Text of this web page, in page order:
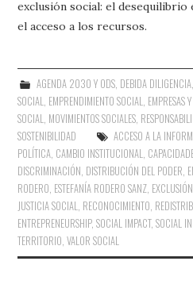
exclusión social: el
el acceso a los recursos.
AGENDA 2030 Y ODS, DEBIDA DILIGENCIA,
SOCIAL, EMPRENDIMIENTO SOCIAL, EMPRESAS
SOCIAL, MOVIMIENTOS SOCIALES,
SOSTENIBILIDAD
ACCESO A LA
POLÍTICA, CAMBIO INSTITUCIONAL,
DISCRIMINACIÓN, DISTRIBUCIÓN DEL PODER,
RODERO, ESTEFANÍA RODERO SANZ,
JUSTICIA SOCIAL, RECONOCIMIENTO,
ENTREPRENEURSHIP,SOCIAL IMPACT,SOCIAL
TERRITORIO,VALOR SOCIAL